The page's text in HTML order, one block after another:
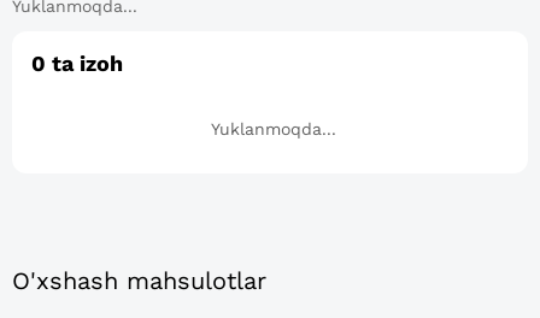
Yuklanmoqda...
0 ta izoh
Yuklanmoqda...
O'xshash mahsulotlar